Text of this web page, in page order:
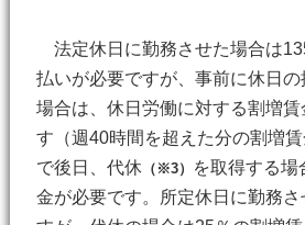
法定休日に勤務させた場合は
払いが必要ですが、事前に休日の
場合は、休日労働に対する割増賃
す（週40時間を超えた分の割増
で後日、代休（※3）
を取得する
金が必要です。所定休日に勤務